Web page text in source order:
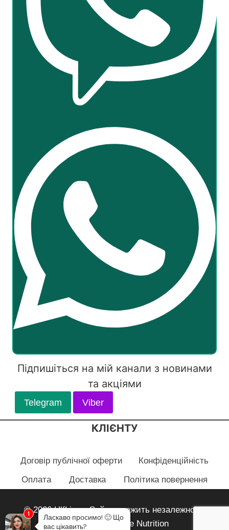
Підпишіться на мій канали з новинами
та акціями
Telegram Viber
КЛІЄНТУ
Договір публічної оферти
Конфіденційність
Оплата
Доставка Політика повернення
© 2026 HlfLiza - Сайт належить незалежному
партнеру Herbalife Nutrition
1 Ласкаво просимо! 🙂 Що
вас цікавить?